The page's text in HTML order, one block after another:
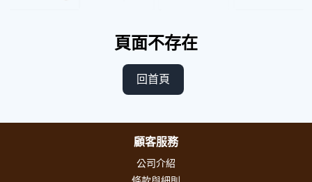
頁面不存在
回首頁
顧客服務
公司介紹